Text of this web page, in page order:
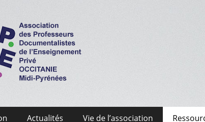
Occitanie Midi-
des Professeurs Documentalistes de l'Enseignement Privé
Actualités Vie de l’association